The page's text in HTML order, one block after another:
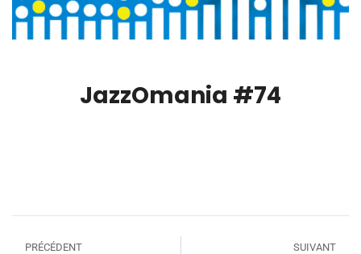
JazzOmania #74
PRÉCÉDENT SUIVANT